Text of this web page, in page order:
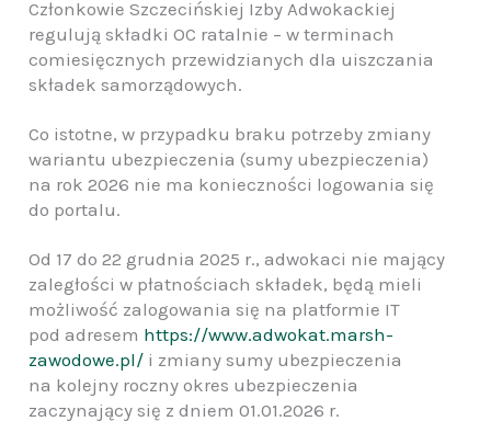
Członkowie Szczecińskiej Izby Adwokackiej
regulują składki OC ratalnie – w terminach
comiesięcznych przewidzianych dla uiszczania
składek samorządowych.
Co istotne, w przypadku braku potrzeby zmiany
wariantu ubezpieczenia (sumy ubezpieczenia)
na rok 2026 nie ma konieczności logowania się
do portalu.
Od 17 do 22 grudnia 2025 r., adwokaci nie mający
zaległości w płatnościach składek, będą mieli
możliwość zalogowania się na platformie IT
pod adresem https://www.adwokat.marsh-
zawodowe.pl/ i zmiany sumy ubezpieczenia
na kolejny roczny okres ubezpieczenia
zaczynający się z dniem 01.01.2026 r.